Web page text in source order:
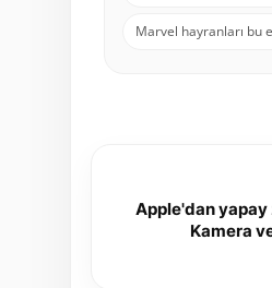
Marvel hayranları bu
Apple'dan yapay
Kamera